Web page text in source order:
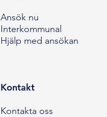
Ansök nu
Interkommunal
Hjälp med ansökan
Kontakt
Kontakta oss